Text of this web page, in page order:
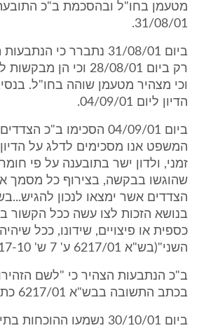
מטעמן בחו"ל ובהסכמת ב"כ התובעת
31/08/01.
ביום 31/08/01 נתברר כי
רק ביום 28/08/01 וכי
וכי מצהיר מטעמן שוהה בחו"ל.
הדיון ליום 04/09/01.
ביום 04/09/01 הסכימו
המשפט אנו מסכימים לדלג על
זמני, ולדון ישר בתובענה על פי
שהוגשו בבקשה, בצירוף כל מסמך
הצדדים אשר ימצאו לנכון
בנושא הזכות לצו עשה ככל הקשור
כספית או פיצויים, שידונו, ככל
השני"(בש"א 6217/01 ע' 7 ש' 17-10).
ב"כ הנתבעות הצהיר כי "לשם
בכתב התשובה בבש"א 6217/01 כתב הגנה".
ביום 30/10/01 נשמעו ההוכחות בתיק.